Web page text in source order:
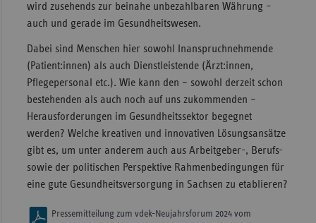
wird zusehends zur beinahe unbezahlbaren Währung –
auch und gerade im Gesundheitswesen.
Dabei sind Menschen hier sowohl Inanspruchnehmende
(Patient:innen) als auch Dienstleistende (Ärzt:innen,
Pﬂegepersonal etc.). Wie kann den – sowohl derzeit schon
bestehenden als auch noch auf uns zukommenden –
Herausforderungen im Gesundheitssektor begegnet
werden? Welche kreativen und innovativen Lösungsansätze
gibt es, um unter anderem auch aus Arbeitgeber-, Berufs-
sowie der politischen Perspektive Rahmenbedingungen für
eine gute Gesundheitsversorgung in Sachsen zu etablieren?
Pressemitteilung zum vdek-Neujahrsforum 2024 vom